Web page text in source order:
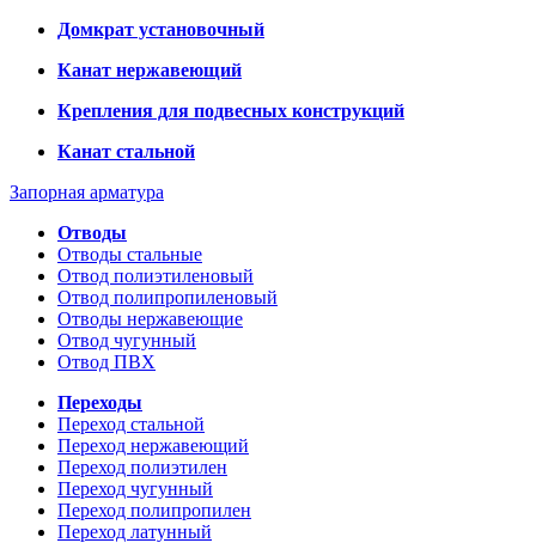
Домкрат установочный
Канат нержавеющий
Крепления для подвесных конструкций
Канат стальной
Запорная арматура
Отводы
Отводы стальные
Отвод полиэтиленовый
Отвод полипропиленовый
Отводы нержавеющие
Отвод чугунный
Отвод ПВХ
Переходы
Переход стальной
Переход нержавеющий
Переход полиэтилен
Переход чугунный
Переход полипропилен
Переход латунный